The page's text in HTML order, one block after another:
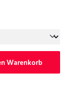
benutze die
Warenkorb